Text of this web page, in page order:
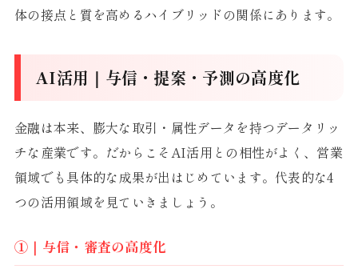
体の接点と質を高めるハイブリッドの関係にあります。
AI活用｜与信・提案・予測の高度化
金融は本来、膨大な取引・属性データを持つデータリッ
チな産業です。だからこそAI活用との相性がよく、営業
領域でも具体的な成果が出はじめています。代表的な4
つの活用領域を見ていきましょう。
①｜与信・審査の高度化